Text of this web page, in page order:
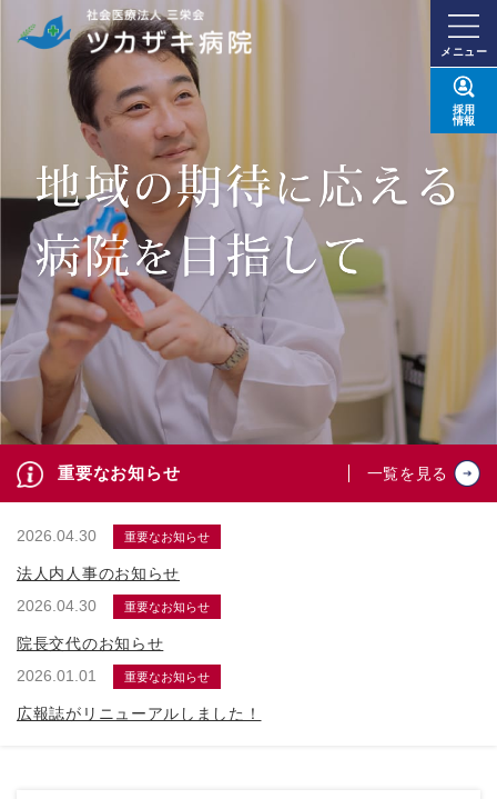
メニュー
採用
情報
重要なお知らせ 一覧を見る
2026.04.30 重要なお知らせ
法人内人事のお知らせ
2026.04.30
重要なお知らせ
院長交代のお知らせ
2026.01.01
重要なお知らせ
広報誌がリニューアルしました！